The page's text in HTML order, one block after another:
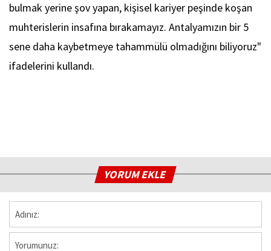
bulmak yerine şov yapan, kişisel kariyer peşinde koşan
muhterislerin insafına bırakamayız. Antalyamızın bir 5
sene daha kaybetmeye tahammülü olmadığını biliyoruz"
ifadelerini kullandı.
YORUM EKLE